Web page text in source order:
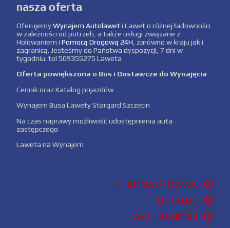
nasza oferta
OferujemyWynajem Autolaweti Lawet o różnej ładowności
w zależności od potrzeb, a także usługi związane z
Holowaniem i Pomocą Drogową 24H , zarówno w kraju jak i
zagranicą. Jesteśmy do Państwa dyspozycji, 7 dni w
tygodniu. tel 509355275 Laweta
Oferta powiększona o Bus i Dostawcze do Wynajęcia
Cennik oraz Katalog pojazdów
Wynajem Busa Lawety Stargard Szczecin
Na czas naprawy możliwość udostępnienia auta
zastępczego
Laweta na Wynajem
STRONA GŁÓWNA
O FIRMIE
AKTUALNOŚCI